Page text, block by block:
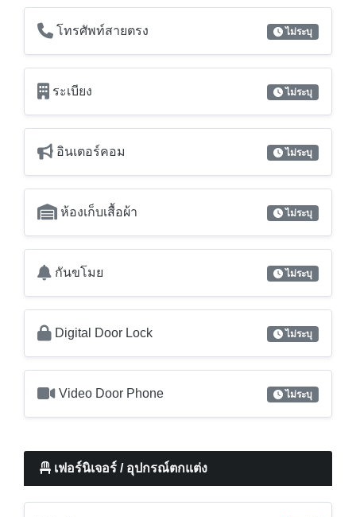
โทรศัพท์สายตรง ไม่ระบุ
ระเบียง ไม่ระบุ
อินเตอร์คอม ไม่ระบุ
ห้องเก็บเสื้อผ้า ไม่ระบุ
กันขโมย ไม่ระบุ
Digital Door Lock ไม่ระบุ
Video Door Phone ไม่ระบุ
เฟอร์นิเจอร์ / อุปกรณ์ตกแต่ง